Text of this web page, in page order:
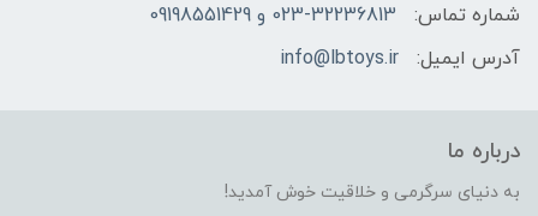
شماره تماس:
023-32236813 و 09198551429
آدرس ایمیل:
info@lbtoys.ir
درباره ما
به دنیای سرگرمی و خلاقیت خوش آمدید!